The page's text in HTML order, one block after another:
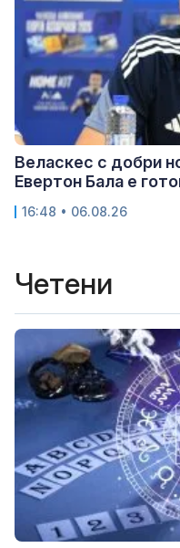
Веласкес с добри
Евертон Бала е
16:48 • 06.08.26
Четени